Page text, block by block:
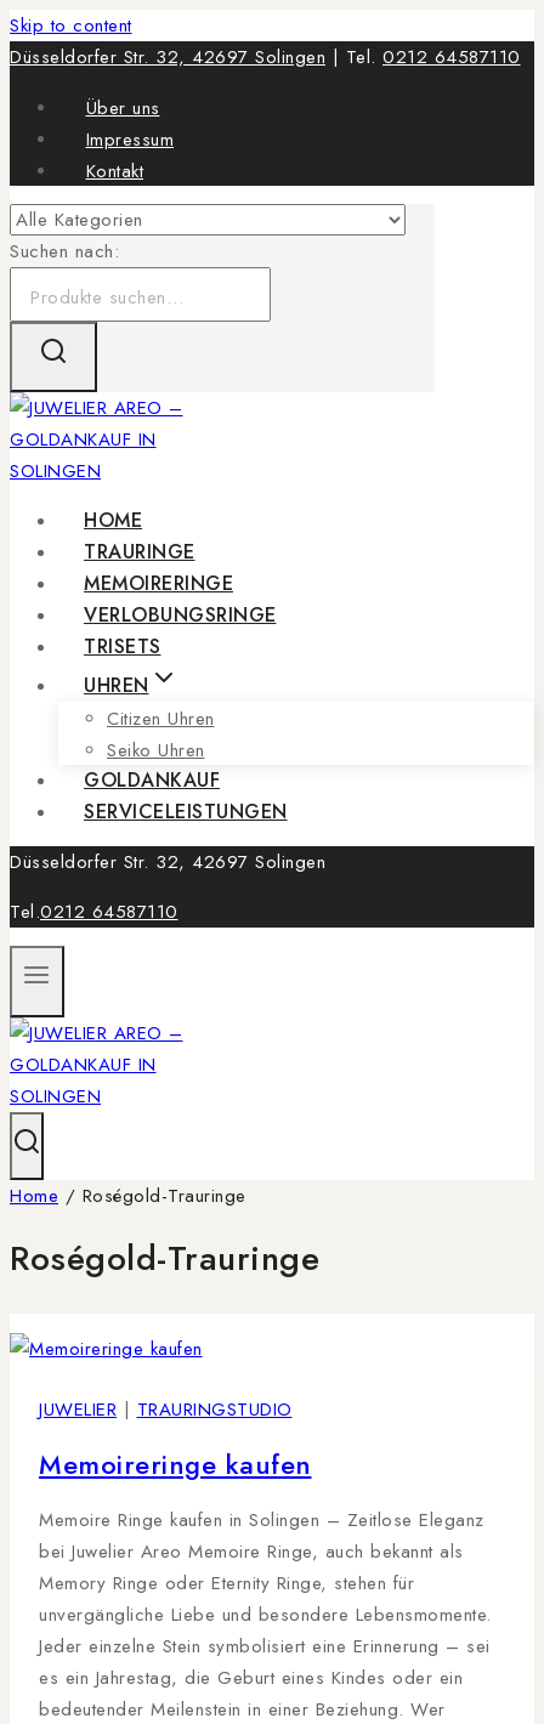
Skip to content
Düsseldorfer Str. 32, 42697 Solingen | Tel. 0212 64587110
Über uns
Impressum
Kontakt
Suchen nach:
HOME
TRAURINGE
MEMOIRERINGE
VERLOBUNGSRINGE
TRISETS
UHREN
Citizen Uhren
Seiko Uhren
GOLDANKAUF
SERVICELEISTUNGEN
Düsseldorfer Str. 32, 42697 Solingen
Tel.0212 64587110
Home / Roségold-Trauringe
Roségold-Trauringe
JUWELIER | TRAURINGSTUDIO
Memoireringe kaufen
Memoire Ringe kaufen in Solingen – Zeitlose Eleganz
bei Juwelier Areo Memoire Ringe, auch bekannt als
Memory Ringe oder Eternity Ringe, stehen für
unvergängliche Liebe und besondere Lebensmomente.
Jeder einzelne Stein symbolisiert eine Erinnerung – sei
es ein Jahrestag, die Geburt eines Kindes oder ein
bedeutender Meilenstein in einer Beziehung. Wer